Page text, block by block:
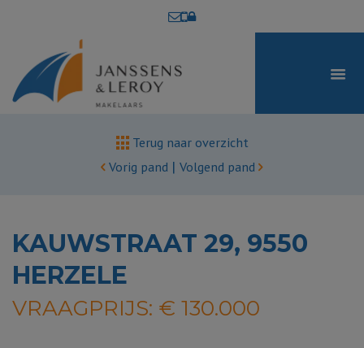
Terug naar overzicht
Vorig pand | Volgend pand
KAUWSTRAAT 29, 9550
HERZELE
VRAAGPRIJS: € 130.000